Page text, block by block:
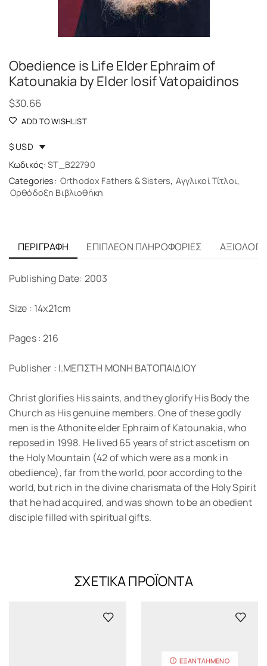
Obedience is Life Elder Ephraim of
Katounakia by Elder Iosif Vatopaidinos
$30.66
ADD TO WISHLIST
$ USD
Κωδικός: ST_B22790
Categories: Orthodox Fathers & Sisters, Αγγλικοί Τίτλοι,
Ορθόδοξη Βιβλιοθήκη
ΠΕΡΙΓΡΑΦΉ ΕΠΙΠΛΈΟΝ ΠΛΗΡΟΦΟΡΊΕΣ
Publishing Date: 2003
Size : 14x21cm
Pages : 216
Publisher : Ι.ΜΕΓΙΣΤΗ ΜΟΝΗ ΒΑΤΟΠΑΙΔΙΟΥ
Christ glorifies His saints, and they glorify His Body the
Church as His genuine members. One of these godly
men is the Athonite elder Ephraim of Katounakia, who
reposed in 1998. He lived 65 years of strict ascetism on
the Holy Mountain (42 of which were as a monk in
obedience), far from the world, poor according to the
world, but rich in the divine charismata of the Holy Spirit
that he had acquired, and was shown to be an obedient
disciple filled with spiritual gifts.
ΣΧΕΤΙΚΆ ΠΡΟΪΌΝΤΑ
ΕΞΑΝΤΛΗΜΈΝΟ